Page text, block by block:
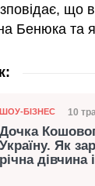
що
Бенюка та
Категорія
ШОУ-БІЗНЕС 10
Дочка
Україну. Як
річна дівчина